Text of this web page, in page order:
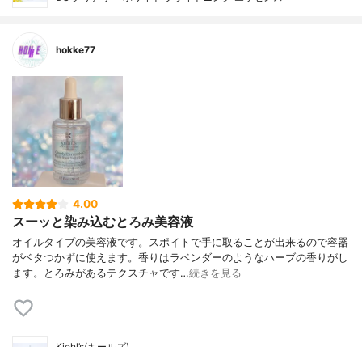
hokke77
4.00
スーッと染み込むとろみ美容液
オイルタイプの美容液です。スポイトで手に取ることが出来るので容器
がベタつかずに使えます。香りはラベンダーのようなハーブの香りがし
ます。とろみがあるテクスチャです…続きを見る